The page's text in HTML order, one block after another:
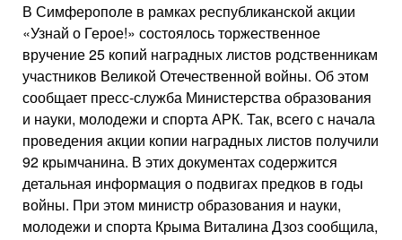
В Симферополе в рамках республиканской акции
«Узнай о Герое!» состоялось торжественное
вручение 25 копий наградных листов родственникам
участников Великой Отечественной войны. Об этом
сообщает пресс-служба Министерства образования
и науки, молодежи и спорта АРК. Так, всего с начала
проведения акции копии наградных листов получили
92 крымчанина. В этих документах содержится
детальная информация о подвигах предков в годы
войны. При этом министр образования и науки,
молодежи и спорта Крыма Виталина Дзоз сообщила,